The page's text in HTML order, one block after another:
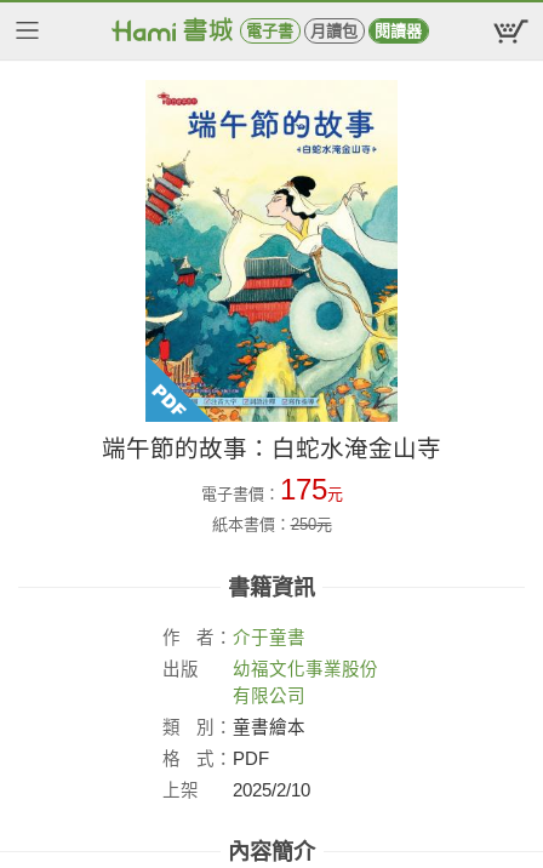
電子書 月讀包 閱讀器
端午節的故事：白蛇水淹金山寺
電子書價： 175元
紙本書價：250元
書籍資訊
作 者： 介于童書
出版
幼福文化事業股份
有限公司
類
別： 童書繪本
格
式： PDF
上架
2025/2/10
內容簡介